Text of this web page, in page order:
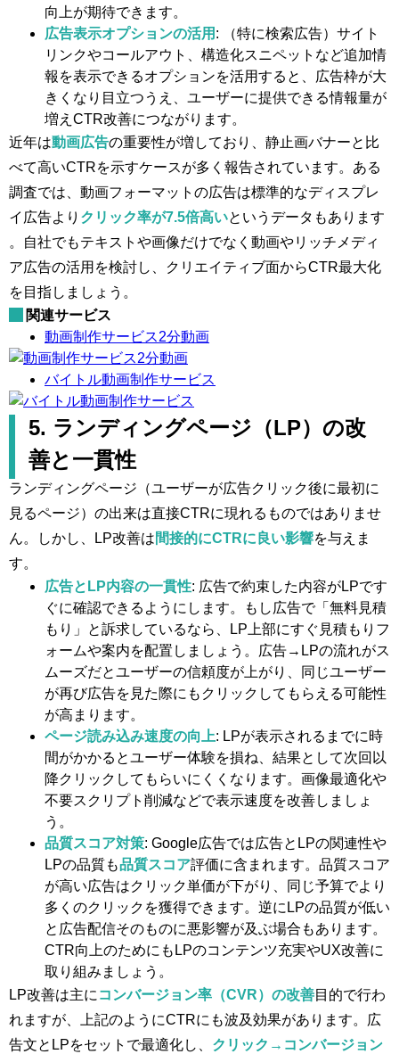
向上が期待できます。
広告表示オプションの活用 : （特に検索広告）サイト
リンクやコールアウト、構造化スニペットなど追加情
報を表示できるオプションを活用すると、広告枠が大
きくなり目立つうえ、ユーザーに提供できる情報量が
増えCTR改善につながります。
近年は動画広告の重要性が増しており、静止画バナーと比
べて高いCTRを示すケースが多く報告されています。ある
調査では、動画フォーマットの広告は標準的なディスプレ
イ広告より クリック率が7.5倍高いというデータもあります​
。自社でもテキストや画像だけでなく動画やリッチメディ
ア広告の活用を検討し、クリエイティブ面からCTR最大化
を目指しましょう。
関連サービス
動画制作サービス2分動画
バイトル動画制作サービス
5. ランディングページ（LP）の改
善と一貫性
ランディングページ（ユーザーが広告クリック後に最初に
見るページ）の出来は直接CTRに現れるものではありませ
ん。しかし、LP改善は間接的にCTRに良い影響を与えま
す。
広告とLP内容の一貫性: 広告で約束した内容がLPです
ぐに確認できるようにします。もし広告で「無料見積
もり」と訴求しているなら、LP上部にすぐ見積もりフ
ォームや案内を配置しましょう。広告→LPの流れがス
ムーズだとユーザーの信頼度が上がり、同じユーザー
が再び広告を見た際にもクリックしてもらえる可能性
が高まります。
ページ読み込み速度の向上: LPが表示されるまでに時
間がかかるとユーザー体験を損ね、結果として次回以
降クリックしてもらいにくくなります。画像最適化や
不要スクリプト削減などで表示速度を改善しましょ
う。
品質スコア対策: Google広告では広告とLPの関連性や
LPの品質も品質スコア評価に含まれます​。品質スコア
が高い広告はクリック単価が下がり、同じ予算でより
多くのクリックを獲得できます。逆にLPの品質が低い
と広告配信そのものに悪影響が及ぶ場合もあります。
CTR向上のためにもLPのコンテンツ充実やUX改善に
取り組みましょう。
LP改善は主に コンバージョン率（CVR）の改善目的で行わ
れますが、上記のようにCTRにも波及効果があります。広
告文とLPをセットで最適化し、 クリック→コンバージョン